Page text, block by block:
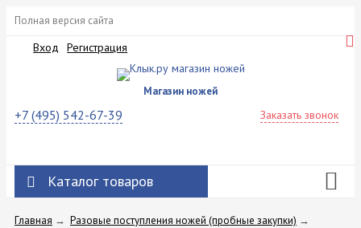
Полная версия сайта
Вход Регистрация
Магазин ножей
+7 (495) 542-67-39 Заказать звонок
Каталог товаров
Главная → Разовые поступления ножей (пробные закупки) →